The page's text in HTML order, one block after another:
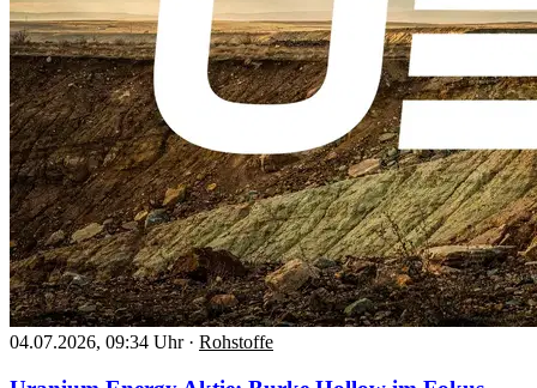
04.07.2026, 09:34 Uhr · Rohstoffe